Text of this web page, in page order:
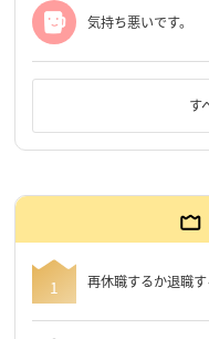
気持ち悪いです。
す
再休職するか退職